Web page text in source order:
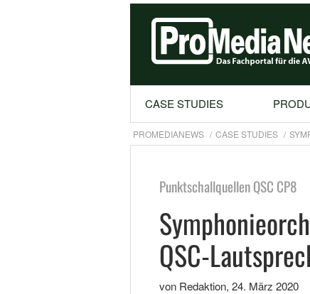
CASE STUDIES
PROMEDIANEWS CASE STUDIES
Punktschallquellen QSC CP8
QSC-
von Redaktion, 24. März 2020